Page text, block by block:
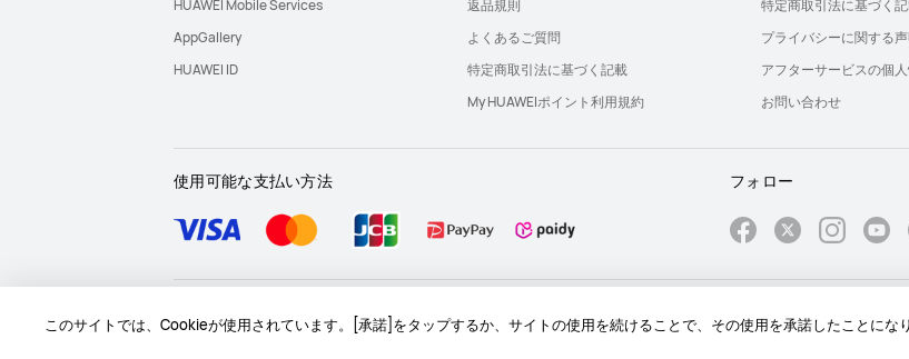
このサイトでは、Cookieが使用されています。[承諾]をタップするか、サイトの使用を続けることで、その使用を承諾したことにな
HUAWEI Mobile Services
AppGallery
HUAWEI ID
返品規則
よくあるご質問
特定商取引法に基づく記載
My HUAWEIポイント利用規約
特定商取引法に基づく
プライバシーに関する声
アフターサービスの個
お問い合わせ
使用可能な支払い方法 フォロー
利用規約